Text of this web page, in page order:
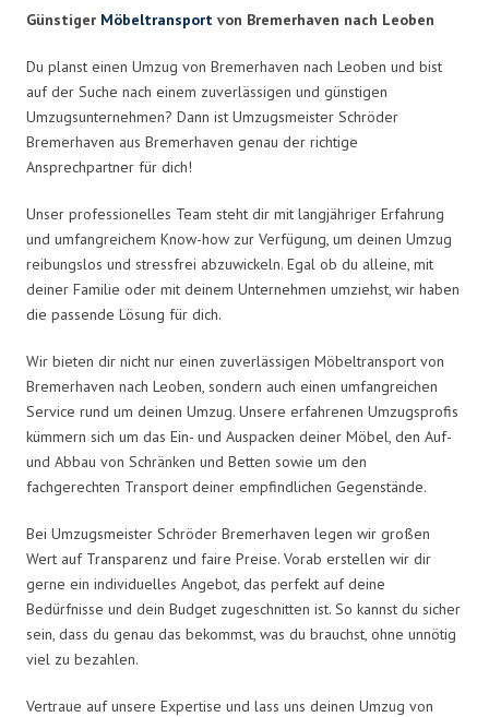
Günstiger Möbeltransport von Bremerhaven nach Leoben
Du planst einen Umzug von Bremerhaven nach Leoben und bist
auf der Suche nach einem zuverlässigen und günstigen
Umzugsunternehmen? Dann ist Umzugsmeister Schröder
Bremerhaven aus Bremerhaven genau der richtige
Ansprechpartner für dich!
Unser professionelles Team steht dir mit langjähriger Erfahrung
und umfangreichem Know-how zur Verfügung, um deinen Umzug
reibungslos und stressfrei abzuwickeln. Egal ob du alleine, mit
deiner Familie oder mit deinem Unternehmen umziehst, wir haben
die passende Lösung für dich.
Wir bieten dir nicht nur einen zuverlässigen Möbeltransport von
Bremerhaven nach Leoben, sondern auch einen umfangreichen
Service rund um deinen Umzug. Unsere erfahrenen Umzugsprofis
kümmern sich um das Ein- und Auspacken deiner Möbel, den Auf-
und Abbau von Schränken und Betten sowie um den
fachgerechten Transport deiner empfindlichen Gegenstände.
Bei Umzugsmeister Schröder Bremerhaven legen wir großen
Wert auf Transparenz und faire Preise. Vorab erstellen wir dir
gerne ein individuelles Angebot, das perfekt auf deine
Bedürfnisse und dein Budget zugeschnitten ist. So kannst du sicher
sein, dass du genau das bekommst, was du brauchst, ohne unnötig
viel zu bezahlen.
Vertraue auf unsere Expertise und lass uns deinen Umzug von